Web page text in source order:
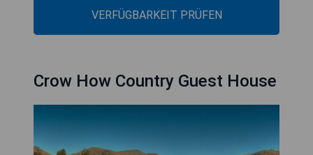
VERFÜGBARKEIT PRÜFEN
Crow How Country Guest House